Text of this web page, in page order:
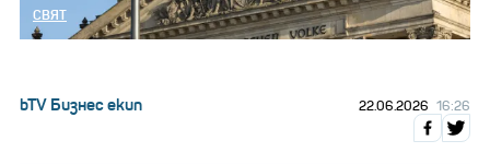
СВЯТ
bTV Бизнес екип 22.06.2026 16:26